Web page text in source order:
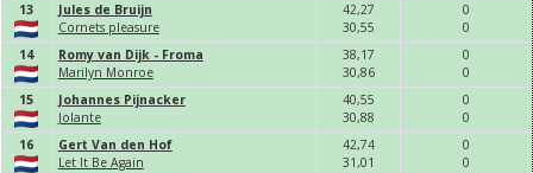
13
Jules de Bruijn
Cornets pleasure
42,27
30,55
0
0
14
Romy van Dijk - Froma
Marilyn Monroe
38,17
30,86
0
0
15
Johannes Pijnacker
Jolante
40,55
30,88
0
0
16
Gert Van den Hof
Let It Be Again
42,74
31,01
0
0